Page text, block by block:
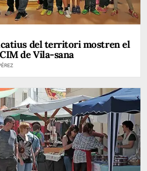
del territori mostren el
de Vila-sana